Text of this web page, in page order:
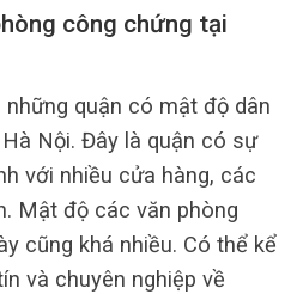
công chứng tại
quận có mật độ dân
Nội. Đây là quận có sự
với nhiều cửa hàng, các
Mật độ các văn phòng
cũng khá nhiều. Có thể kể
và chuyên nghiệp về